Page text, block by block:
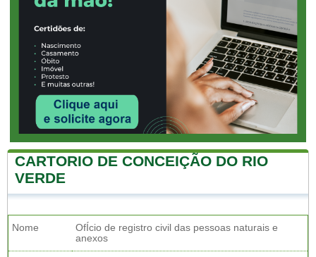
CARTORIO DE CONCEIÇÃO DO RIO
VERDE
Nome
OfÍcio de registro civil das pessoas naturais e
anexos